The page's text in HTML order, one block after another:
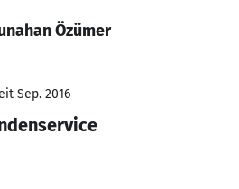
Özümer
Sep. 2016